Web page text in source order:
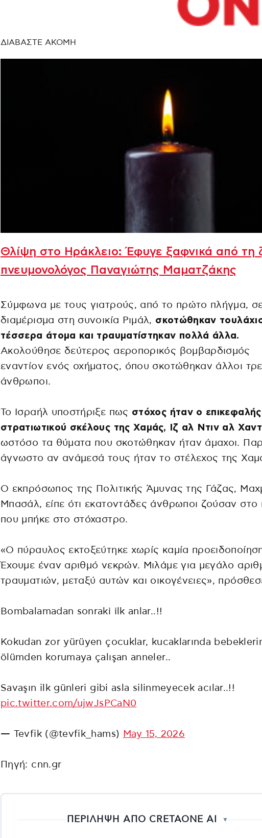
ΔΙΑΒΑΣΤΕ ΑΚΟΜΗ
Θλίψη στο Ηράκλειο: Έφυγε ξαφνικά από τη
πνευμονολόγος Παναγιώτης Μαματζάκης
Σύμφωνα με τους γιατρούς, από το πρώτο πλήγμα,
διαμέρισμα στη συνοικία Ριμάλ, σκοτώθηκαν
τέσσερα άτομα και τραυματίστηκαν πολλά άλλα.
Ακολούθησε δεύτερος αεροπορικός βομβαρδισμός
εναντίον ενός οχήματος, όπου σκοτώθηκαν άλλοι
άνθρωποι.
Το Ισραήλ υποστήριξε πως στόχος ήταν ο
στρατιωτικού σκέλους της Χαμάς, Ιζ αλ Ντιν αλ
ωστόσο τα θύματα που σκοτώθηκαν ήταν άμαχοι.
άγνωστο αν ανάμεσά τους ήταν το στέλεχος της
Ο εκπρόσωπος της Πολιτικής Άμυνας της Γάζας,
Μπασάλ, είπε ότι εκατοντάδες άνθρωποι ζούσαν στο
που μπήκε στο στόχαστρο.
«Ο πύραυλος εκτοξεύτηκε χωρίς καμία
Έχουμε έναν αριθμό νεκρών. Μιλάμε για μεγάλο
τραυματιών, μεταξύ αυτών και οικογένειες»,
Bombalamadan sonraki ilk anlar..!!
Kokudan zor yürüyen çocuklar, kucaklarında
ölümden korumaya çalışan anneler..
Savaşın ilk günleri gibi asla silinmeyecek acılar..!!
pic.twitter.com/ujwJsPCaN0
— Tevfik (@tevfik_hams) May 15, 2026
Πηγή: cnn.gr
ΠΕΡΙΛΗΨΗ ΑΠΟ CRETAONE AI ▼